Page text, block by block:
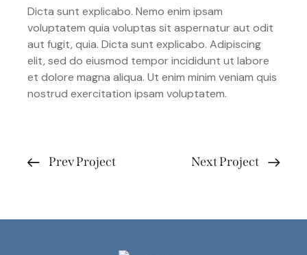
Dicta sunt explicabo. Nemo enim ipsam
voluptatem quia voluptas sit aspernatur aut odit
aut fugit, quia. Dicta sunt explicabo. Adipiscing
elit, sed do eiusmod tempor incididunt ut labore
et dolore magna aliqua. Ut enim minim veniam quis
nostrud exercitation ipsam voluptatem.
Prev Project Next Project